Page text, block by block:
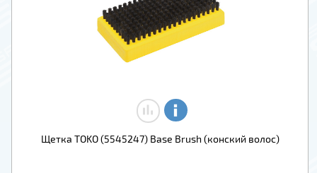
Щетка TOKO (5545247) Base Brush (конский волос)